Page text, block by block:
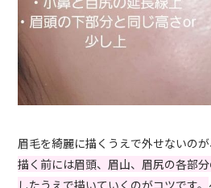
眉毛を綺麗に描くうえで外せないのが
描く前には眉頭、眉山、眉尻の各部